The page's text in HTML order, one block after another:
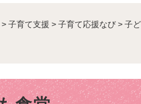
> 子育て支援 > 子育て応援なび > 子